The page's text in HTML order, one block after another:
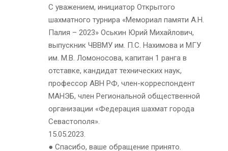
С уважением, инициатор Открытого
шахматного турнира «Мемориал памяти А.Н.
Палия – 2023» Оськин Юрий Михайлович,
выпускник ЧВВМУ им. П.С. Нахимова и МГУ
им. М.В. Ломоносова, капитан 1 ранга в
отставке, кандидат технических наук,
профессор АВН РФ, член-корреспондент
МАНЭБ, член Региональной общественной
организации «Федерация шахмат города
Севастополя».
15.05.2023.
● Спасибо, ваше обращение принято.